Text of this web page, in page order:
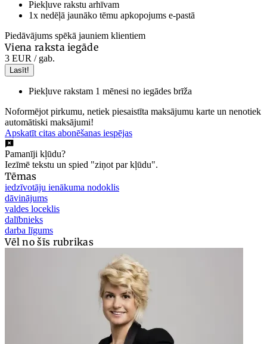
Piekļuve rakstu arhīvam
1x nedēļā jaunāko tēmu apkopojums e-pastā
Piedāvājums spēkā jauniem klientiem
Viena raksta iegāde
3 EUR / gab.
Lasīt!
Piekļuve rakstam 1 mēnesi no iegādes brīža
Noformējot pirkumu, netiek piesaistīta maksājumu karte un nenotiek
automātiski maksājumi!
Apskatīt citas abonēšanas iespējas
Pamanīji kļūdu?
Iezīmē tekstu un spied "ziņot par kļūdu".
Tēmas
iedzīvotāju ienākuma nodoklis
dāvinājums
valdes loceklis
dalībnieks
darba līgums
Vēl no šīs rubrikas